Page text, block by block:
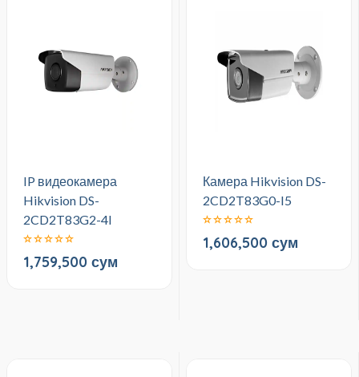
IP видеокамера
Hikvision DS-
2CD2T83G2-4I
1,759,500 сум
Камера Hikvision DS-
2CD2T83G0-I5
1,606,500 сум